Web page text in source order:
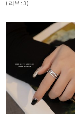
( 리뷰 : 3 )